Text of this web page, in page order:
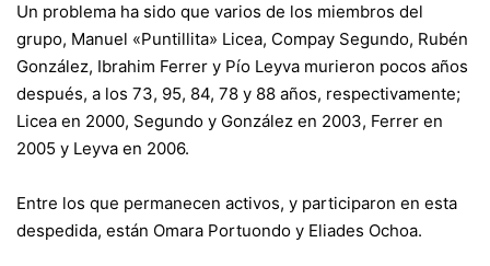
Un problema ha sido que varios de los miembros del
grupo, Manuel «Puntillita» Licea, Compay Segundo, Rubén
González, Ibrahim Ferrer y Pío Leyva murieron pocos años
después, a los 73, 95, 84, 78 y 88 años, respectivamente;
Licea en 2000, Segundo y González en 2003, Ferrer en
2005 y Leyva en 2006.
Entre los que permanecen activos, y participaron en esta
despedida, están Omara Portuondo y Eliades Ochoa.